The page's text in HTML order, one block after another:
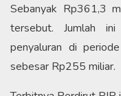
Sebanyak Rp361,3
tersebut. Jumlah
penyaluran di
sebesar Rp255 miliar.